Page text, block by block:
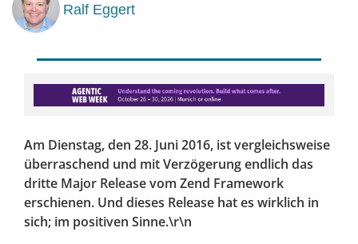
Ralf Eggert
Am Dienstag, den 28. Juni 2016, ist vergleichsweise
überraschend und mit Verzögerung endlich das
dritte Major Release vom Zend Framework
erschienen. Und dieses Release hat es wirklich in
sich; im positiven Sinne.\r\n